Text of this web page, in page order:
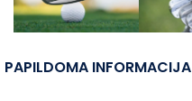
PAPILDOMA INFORMACIJA